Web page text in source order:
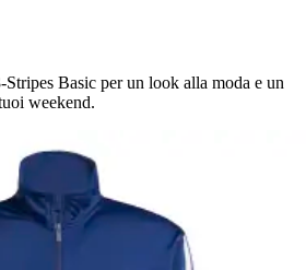
Basic per un look alla moda e un
weekend.